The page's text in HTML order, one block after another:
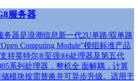
服务器
务器是浪潮信息新一代2U单路/双单路
Computing Module”模组标准产品
持英特尔®至强®6处理器及第五代
系列处理器，整机全 面解耦，计算
模块按需替换并可异步升级。适用于